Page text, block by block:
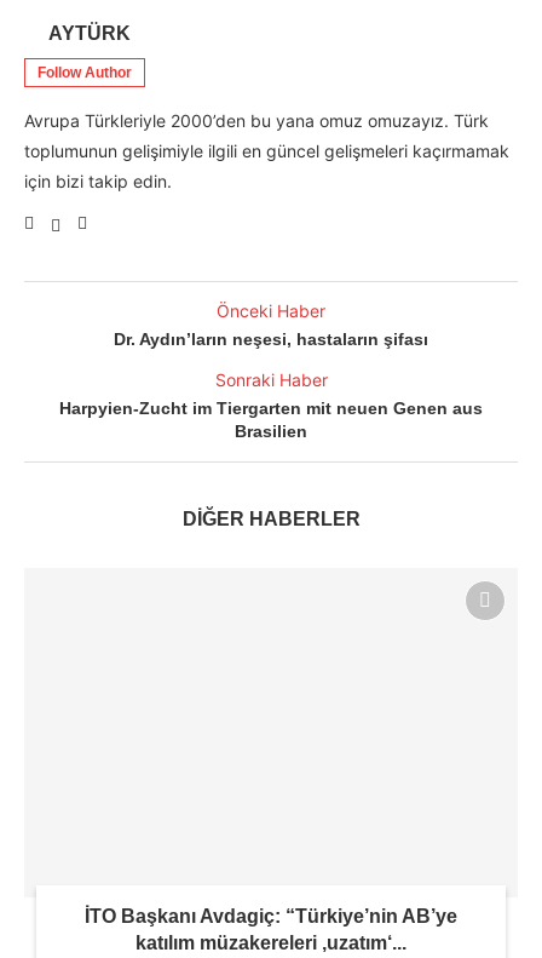
AYTÜRK
Follow Author
Avrupa Türkleriyle 2000’den bu yana omuz omuzayız. Türk
toplumunun gelişimiyle ilgili en güncel gelişmeleri kaçırmamak
için bizi takip edin.
Önceki Haber
Dr. Aydın’ların neşesi, hastaların şifası
Sonraki Haber
Harpyien-Zucht im Tiergarten mit neuen Genen aus
Brasilien
DİĞER HABERLER
İTO Başkanı Avdagiç: “Türkiye’nin AB’ye
katılım müzakereleri ‚uzatım‘...